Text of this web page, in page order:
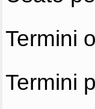
Termini
Termini